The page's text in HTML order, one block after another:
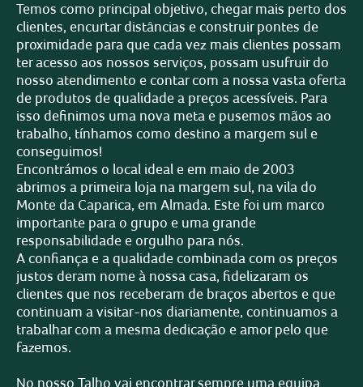
Temos como principal objetivo, chegar mais perto dos
clientes, encurtar distâncias e construir pontes de
proximidade para que cada vez mais clientes possam
ter acesso aos nossos serviços, possam usufruir do
nosso atendimento e contar com a nossa vasta oferta
de produtos de qualidade a preços acessíveis. Para
isso definimos uma nova meta e pusemos mãos ao
trabalho, tínhamos como destino a margem sul e
conseguimos!
Encontrámos o local ideal e em maio de 2003
abrimos a primeira loja na margem sul, na vila do
Monte da Caparica, em Almada. Este foi um marco
importante para o grupo e uma grande
responsabilidade e orgulho para nós.
A confiança e a qualidade combinada com os preços
justos deram nome à nossa casa, fidelizaram os
clientes que nos receberam de braços abertos e que
continuam a visitar-nos diariamente, continuamos a
trabalhar com a mesma dedicação e amor pelo que
fazemos.
No nosso Talho vai encontrar sempre uma equipa